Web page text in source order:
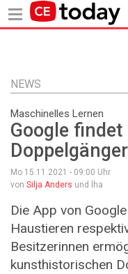
Inhalt
NEWS
Maschinelles Lernen
Google
Mo 15.11.2021 - 09:00 Uhr
von Silja Anders und lha
Die App von
Haustieren
Besitzerinnen
kunsthistorischen